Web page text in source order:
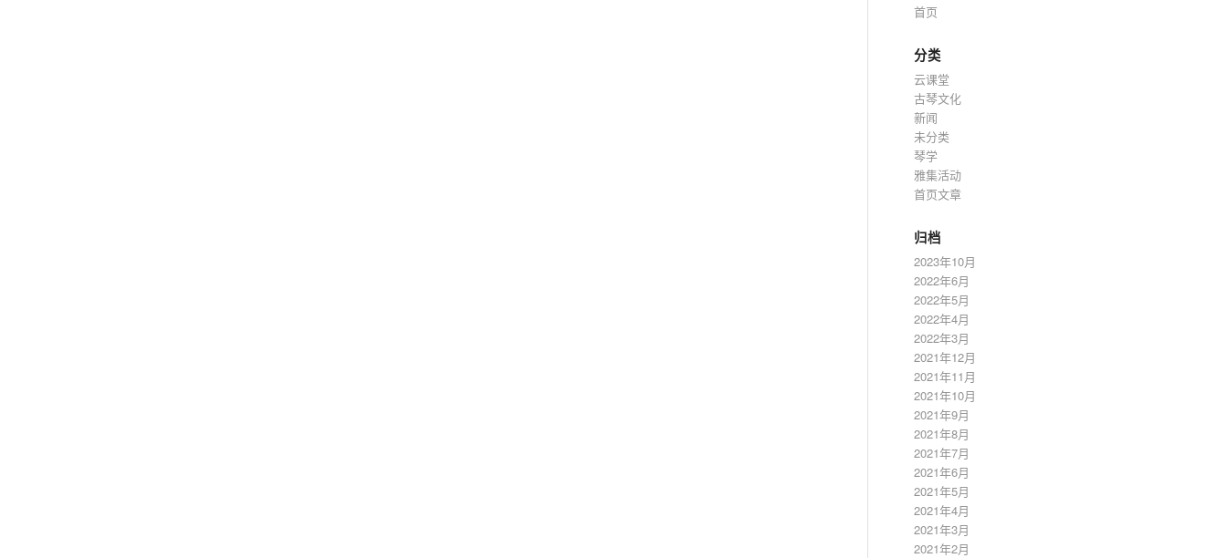
首页
分类
云课堂
古琴文化
新闻
未分类
琴学
雅集活动
首页文章
归档
2023年10月
2022年6月
2022年5月
2022年4月
2022年3月
2021年12月
2021年11月
2021年10月
2021年9月
2021年8月
2021年7月
2021年6月
2021年5月
2021年4月
2021年3月
2021年2月